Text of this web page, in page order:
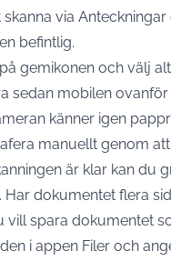
skanna via
befintlig.
gemikonen och välj
sedan mobilen
känner igen
manuellt genom
är klar kan du
Har dokumentet flera
vill spara dokumentet
i appen Filer och